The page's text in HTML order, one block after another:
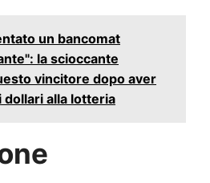
un bancomat
la scioccante
vincitore dopo aver
alla lotteria